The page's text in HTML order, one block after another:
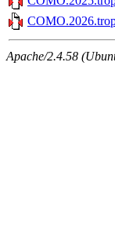
Apache/2.4.58